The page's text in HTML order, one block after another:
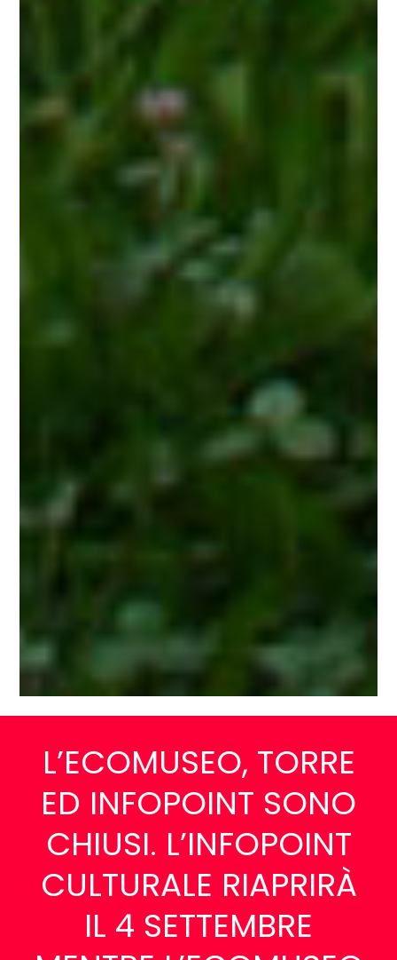
L’ECOMUSEO, TORRE
ED INFOPOINT SONO
CHIUSI. L’INFOPOINT
CULTURALE RIAPRIRÀ
IL 4 SETTEMBRE